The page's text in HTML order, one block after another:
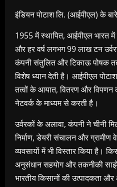
इंडियन पोटाश लि. (आईपीएल) के
1955 में स्थापित, आईपीएल भारत
और हर वर्ष लगभग 99 लाख टन
कंपनी संतुलित और टिकाऊ पोषक
विशेष ध्यान देती है। आईपीएल
तत्वों के आयात, वितरण और विपणन
नेटवर्क के माध्यम से करती है।
उर्वरकों के अलावा, कंपनी ने चीनी
निर्माण, डेयरी संचालन और
व्यवसायों में भी विस्तार किया है।
अनुसंधान सहयोग और तकनीकी
भारतीय किसानों की उत्पादकता